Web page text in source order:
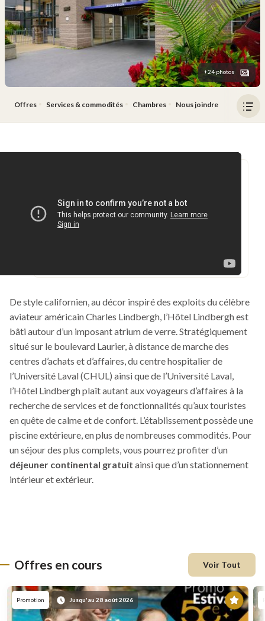
+24 photos
Offres Services & commodités Chambres Nous joindre
le
De style californien, au décor inspiré des exploits du célèbre
aviateur américain Charles Lindbergh, l’Hôtel Lindbergh est
bâti autour d’un imposant atrium de verre. Stratégiquement
situé sur le boulevard Laurier, à distance de marche des
centres d’achats et d’affaires, du centre hospitalier de
l’Université Laval (CHUL) ainsi que de l’Université Laval,
l’Hôtel Lindbergh plaît autant aux voyageurs d’affaires à la
recherche de services et de fonctionnalités qu’aux touristes
en quête de calme et de confort. L’établissement possède une
piscine extérieure, en plus de nombreuses commodités. Pour
un séjour des plus complets, vous pourrez profiter d’un
déjeuner continental gratuit ainsi que d’un stationnement
intérieur et extérieur.
Offres en cours Voir Tout
Promotion Jusqu'au 28 août 2026
En